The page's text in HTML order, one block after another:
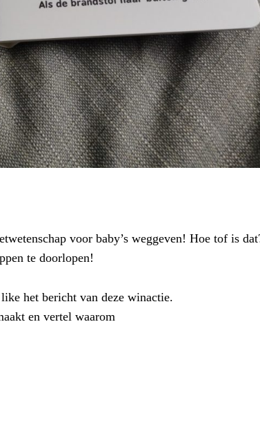
voor baby’s weggeven! Hoe tof is
te doorlopen!
het bericht van deze winactie.
en vertel waarom